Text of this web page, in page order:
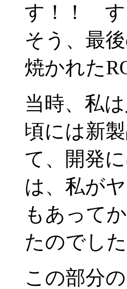
す！！ す
そう、最
焼かれた
当時、私
頃には新
て、開発
は、私が
もあって
たのでした
この部分